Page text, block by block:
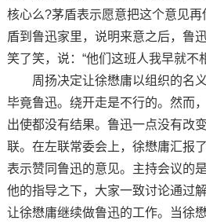
核心么?茅盾表示愿意把这个意见
盾到鲁迅家里，说明来意之后，鲁
笑了笑，说：“他们这班人我早就不
周扬决定让徐懋庸以组织的名义
毕竟鲁迅。绕开走是不行的。然而
出使都没有结果。鲁迅一点没有改
联。在左联常委会上，徐懋庸汇报
表示赞同鲁迅的意见。主持会议的
他的指导之下，大家一致讨论通过
让徐懋庸继续做鲁迅的工作。当徐